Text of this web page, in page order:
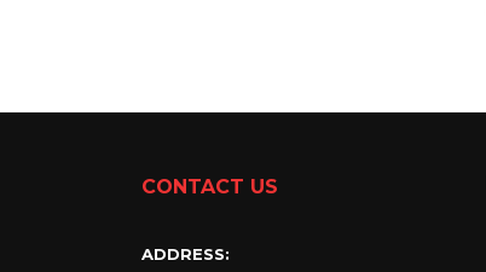
CONTACT US
ADDRESS: